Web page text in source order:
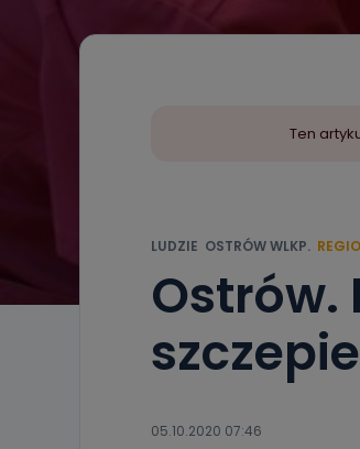
Ten
LUDZIE OSTRÓW WLKP.
Ostrów.
05.10.2020 07:46